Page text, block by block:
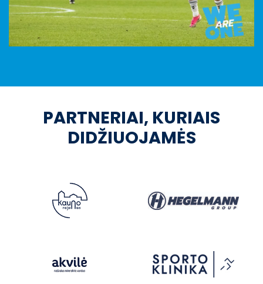
PARTNERIAI, KURIAIS
DIDŽIUOJAMĖS